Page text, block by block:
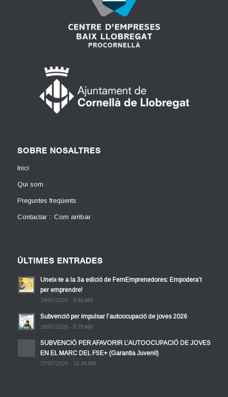
SOBRE NOSALTRES
Inici
Qui som
Preguntes freqüents
Contactar :: Com arribar
ÚLTIMES ENTRADES
Uneix-te a la 3a edició de FemEmprenedores: Empodera’t
per emprendre!
29/07/2026 - 8:40 AM
Subvenció per impulsar l’autoocupació de joves 2026
28/07/2026 - 8:29 AM
SUBVENCIÓ PER AFAVORIR L’AUTOOCUPACIÓ DE JOVES
EN EL MARC DEL FSE+ (Garantia Juvenil)
27/07/2026 - 10:39 AM